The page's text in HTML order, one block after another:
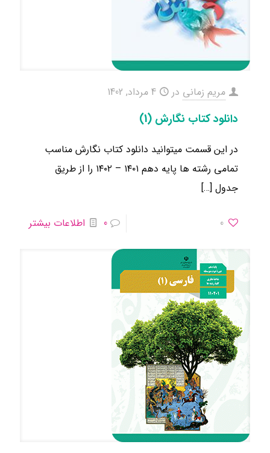
مریم زمانی در 4 مرداد, 1402
دانلود کتاب نگارش (1)
در این قسمت میتوانید دانلود کتاب نگارش مناسب
تمامی رشته ها ​پایه دهم ۱۴۰۱ – ۱۴۰۲ را از طریق
جدول […]
0
0 اطلاعات بیشتر